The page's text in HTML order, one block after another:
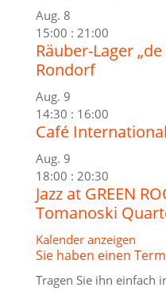
Aug. 8
15:00 : 21:00
Räuber-Lager
Rondorf
Aug. 9
14:30 : 16:00
Café International
Aug. 9
18:00 : 20:30
Jazz at GREEN
Tomanoski
Kalender anzeigen
Sie haben einen
Tragen Sie ihn einfach